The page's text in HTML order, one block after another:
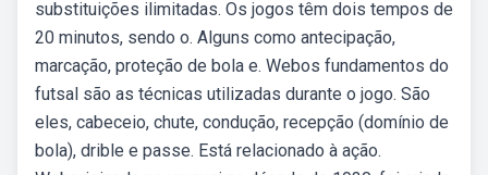
substituições ilimitadas. Os jogos têm dois tempos de
20 minutos, sendo o. Alguns como antecipação,
marcação, proteção de bola e. Webos fundamentos do
futsal são as técnicas utilizadas durante o jogo. São
eles, cabeceio, chute, condução, recepção (domínio de
bola), drible e passe. Está relacionado à ação.